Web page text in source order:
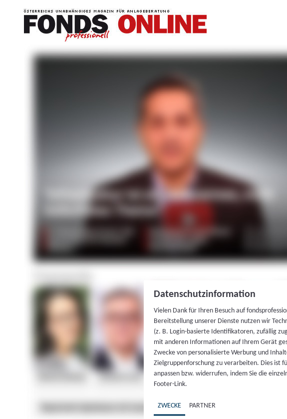
Datenschutzinformation
Vielen Dank für Ihren Besuch auf
Bereitstellung unserer Dienste nutzen wir
(z. B. Login-basierte Identifikatoren, zufällig
mit anderen Informationen auf Ihrem Gerät
Zwecke von personalisierte Werbung und
Zielgruppenforschung zu verarbeiten. Dies ist
anpassen bzw. widerrufen, indem Sie die
Footer-Link.
ZWECKE PARTNER